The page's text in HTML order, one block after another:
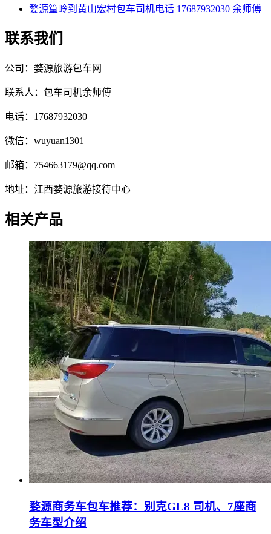
婺源篁岭到黄山宏村包车司机电话 17687932030 余师傅
联系我们
公司：婺源旅游包车网
联系人：包车司机余师傅
电话：17687932030
微信：wuyuan1301
邮箱：754663179@qq.com
地址：江西婺源旅游接待中心
相关产品
婺源商务车包车推荐：别克GL8 司机、7座商
务车型介绍